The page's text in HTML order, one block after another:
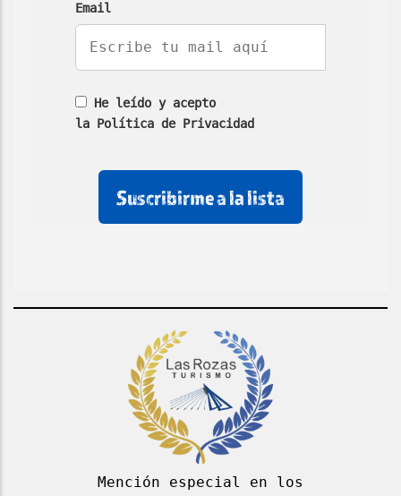
Email
He leído y acepto
la Política de Privacidad
rellenar
campo
rellenar
campo
casilla
Mención especial en los